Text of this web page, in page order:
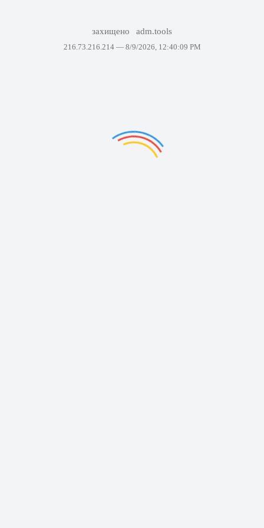
захищено adm.tools
216.73.216.214 — 8/9/2026, 12:40:09 PM